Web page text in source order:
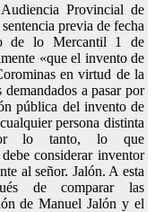
Provincial de
previa de fecha
de lo Mercantil 1 de
«que el invento de
en virtud de la
a pasar por
pública del invento de
persona distinta
por lo tanto, lo que
considerar inventor
al señor. Jalón. A esta
de comparar las
de Manuel Jalón y el